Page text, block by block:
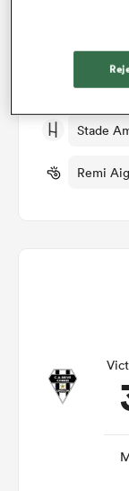
Manche
Ven
Stade
Remi